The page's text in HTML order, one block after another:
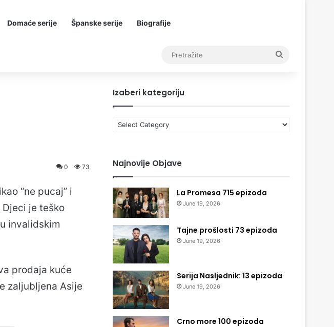
Domaće serije Španske serije Biografije
0 73
“ne pucaj” i
je teško
invalidskim
prodaja kuće
zaljubljena Asije
Izaberi kategoriju
Izaberi
kategoriju
Najnovije Objave
La Promesa 715 epizoda
June 19, 2026
Tajne prošlosti 73 epizoda
June 19, 2026
Serija Nasljednik: 13 epizoda
June 19, 2026
Crno more 100 epizoda